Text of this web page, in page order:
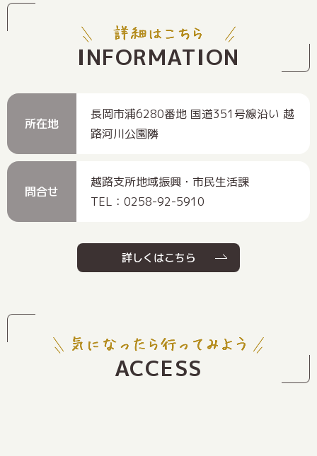
INFORMATION
所在地
長岡市浦6280番地 国道351号線沿い 越
路河川公園隣
問合せ
越路支所地域振興・市民生活課
TEL：0258-92-5910
詳しくはこちら
ACCESS